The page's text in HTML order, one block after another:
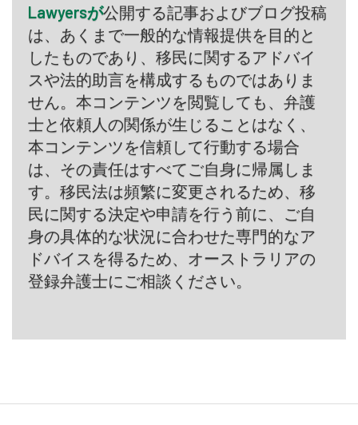
Lawyersが公開する記事およびブログ投稿
は、あくまで一般的な情報提供を目的と
したものであり、移民に関するアドバイ
スや法的助言を構成するものではありま
せん。本コンテンツを閲覧しても、弁護
士と依頼人の関係が生じることはなく、
本コンテンツを信頼して行動する場合
は、その責任はすべてご自身に帰属しま
す。移民法は頻繁に変更されるため、移
民に関する決定や申請を行う前に、ご自
身の具体的な状況に合わせた専門的なア
ドバイスを得るため、オーストラリアの
登録弁護士にご相談ください。